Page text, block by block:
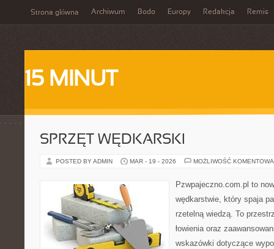
Strona główna Archiwum Bodo Europy Redakcja Remis
15 MINUT
SPRZĘT WĘDKARSKI
POSTED BY ADMIN MAR - 19 - 2026 MOŻLIWOŚĆ
Pzwpajeczno.com.pl to
wędkarstwie, który spaja
rzetelną wiedzą. To
łowienia oraz
wskazówki dotyczące